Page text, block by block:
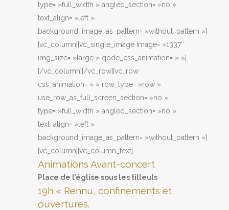
type= »full_width » angled_section= »no »
text_align= »left »
background_image_as_pattern= »without_pattern »]
[vc_column][vc_single_image image= »1337″
img_size= »large » qode_css_animation= » »]
[/vc_column][/vc_row][vc_row
css_animation= » » row_type= »row »
use_row_as_full_screen_section= »no »
type= »full_width » angled_section= »no »
text_align= »left »
background_image_as_pattern= »without_pattern »]
[vc_column][vc_column_text]
Animations Avant-concert
Place de l’église sous les tilleuls
19h « Rennu, confinements et
ouvertures.